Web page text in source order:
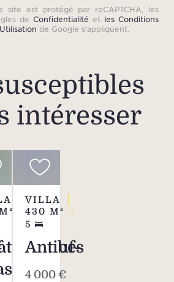
site est protégé par reCAPTCHA, les
deConfidentialité et les Conditions
de Google s'appliquent.
intéresser
VILLA
430 M²
5
Antibes
4 000 €